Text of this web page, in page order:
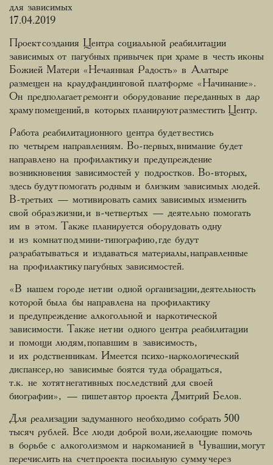
для зависимых
17.04.2019
Проект создания Центра социальной реабилитации
зависимых от пагубных привычек при храме в честь иконы
Божией Матери «Нечаянная Радость» в Алатыре
размещен на краудфандинговой платформе «Начинание».
Он предполагает ремонт и оборудование переданных в дар
храму помещений, в которых планируют разместить Центр.
Работа реабилитационного центра будет вестись
по четырем направлениям. Во-первых, внимание будет
направлено на профилактику и предупреждение
возникновения зависимостей у подростков. Во-вторых,
здесь будут помогать родным и близким зависимых людей.
В-третьих — мотивировать самих зависимых изменить
свой образ жизни, и в-четвертых — деятельно помогать
им в этом. Также планируется оборудовать одну
и из комнат под мини-типографию, где будут
разрабатываться и издаваться материалы, направленные
на профилактику пагубных зависимостей.
«В нашем городе нет ни одной организации, деятельность
которой была бы направлена на профилактику
и предупреждение алкогольной и наркотической
зависимости. Также нет ни одного центра реабилитации
и помощи людям, попавшим в зависимость,
и их родственникам. Имеется психо-наркологический
диспансер, но зависимые боятся туда обращаться,
т.к. не хотят негативных последствий для своей
биографии», — пишет автор проекта Дмитрий Белов.
Для реализации задуманного необходимо собрать 500
тысяч рублей. Все люди доброй воли, желающие помочь
в борьбе с алкоголизмом и наркоманией в Чувашии, могут
перечислить на счет проекта посильную сумму через